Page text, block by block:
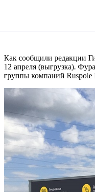
Как сообщили редакции
12 апреля (выгрузка).
группы компаний